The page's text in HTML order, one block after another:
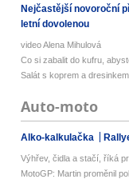
Nejčastější novoroční
letní dovolenou
video Alena Mihulová
Co si zabalit do kufru,
Salát s koprem a
Auto-moto
Alko-kalkulačka
Výhřev, čidla a stačí, říká
MotoGP: Martin proměnil